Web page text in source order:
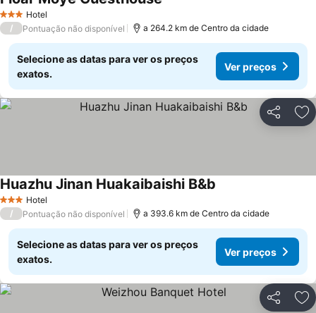
3 EstrelasHotel
/ Pontuação não disponível a 264.2 km de Centro da cidade
Selecione as datas para ver os preços
exatos.
Ver preços
Partilhar
3 EstrelasHotel
Huazhu Jinan Huakaibaishi B&b
/ Pontuação não disponível a 393.6 km de Centro da cidade
Selecione as datas para ver os preços
exatos.
Ver preços
Partilhar